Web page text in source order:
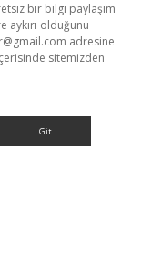
bir bilgi paylaşım
aykırı olduğunu
adresine
sitemizden